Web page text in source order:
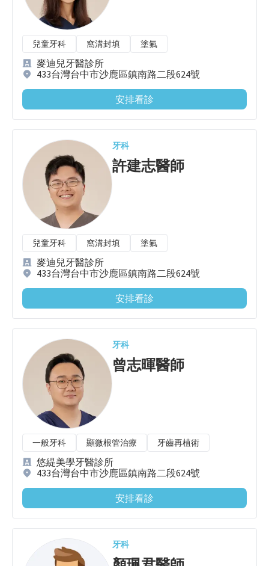
兒童牙科 窩溝封填 塗氟
麥迪兒牙醫診所
433台灣台中市沙鹿區鎮南路二段624號
安排看診
牙科
許建志醫師
兒童牙科 窩溝封填 塗氟
麥迪兒牙醫診所
433台灣台中市沙鹿區鎮南路二段624號
安排看診
牙科
曾志暉醫師
一般牙科 顯微根管治療 牙齒再植術
悠緹美學牙醫診所
433台灣台中市沙鹿區鎮南路二段624號
安排看診
牙科